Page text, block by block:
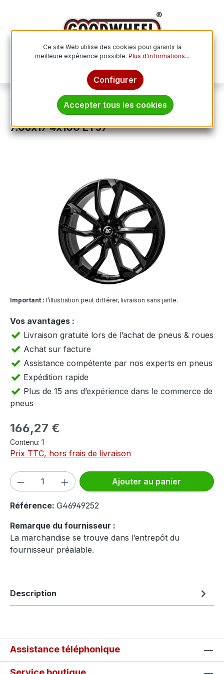
Jantes Jantes en aluminium
RC-DESIGN RC34 schwarz glanz (sg)
7.0Jx17 4x100 ET37
Ignorer la galerie d'images
Important : l’illustration peut différer, livraison sans jante.
Vos avantages :
Livraison gratuite lors de l’achat de pneus & roues
Achat sur facture
Assistance compétente par nos experts en pneus
Expédition rapide
Plus de 15 ans d’expérience dans le commerce de
pneus
Prix régulier :
166,27 €
Contenu: 1
Prix TTC, hors frais de livraison
Quantité de produit : Entrez la
Ajouter au panier
Référence: G46949252
Remarque du fournisseur :
La marchandise se trouve dans l’entrepôt du
fournisseur préalable.
Description
Assistance téléphonique
Ce site Web utilise des cookies pour garantir la
meilleure expérience possible. Plus d'informations...
Configurer
Accepter tous les cookies